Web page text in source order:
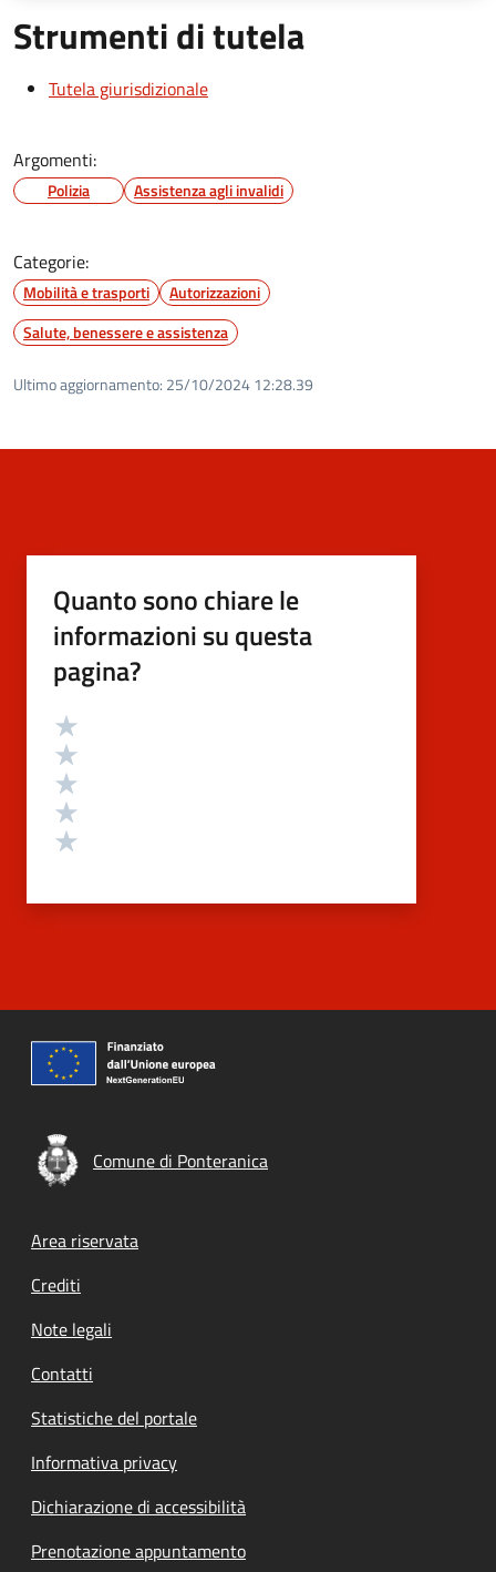
Strumenti di tutela
Tutela giurisdizionale
Argomenti:
Polizia Assistenza agli invalidi
Categorie:
Mobilità e trasporti
Autorizzazioni
Salute, benessere e assistenza
Ultimo aggiornamento: 25/10/2024 12:28.39
Quanto sono chiare le
informazioni su questa
pagina?
Valutazione
Comune di Ponteranica
Footer menu
Area riservata
Crediti
Note legali
Contatti
Statistiche del portale
Informativa privacy
Dichiarazione di accessibilità
Prenotazione appuntamento